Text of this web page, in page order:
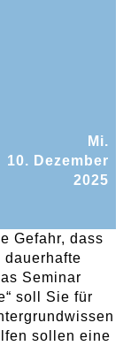
Mi.
10. Dezember
2025
Gefahr, dass
dauerhafte
Seminar
soll Sie für
sollen eine